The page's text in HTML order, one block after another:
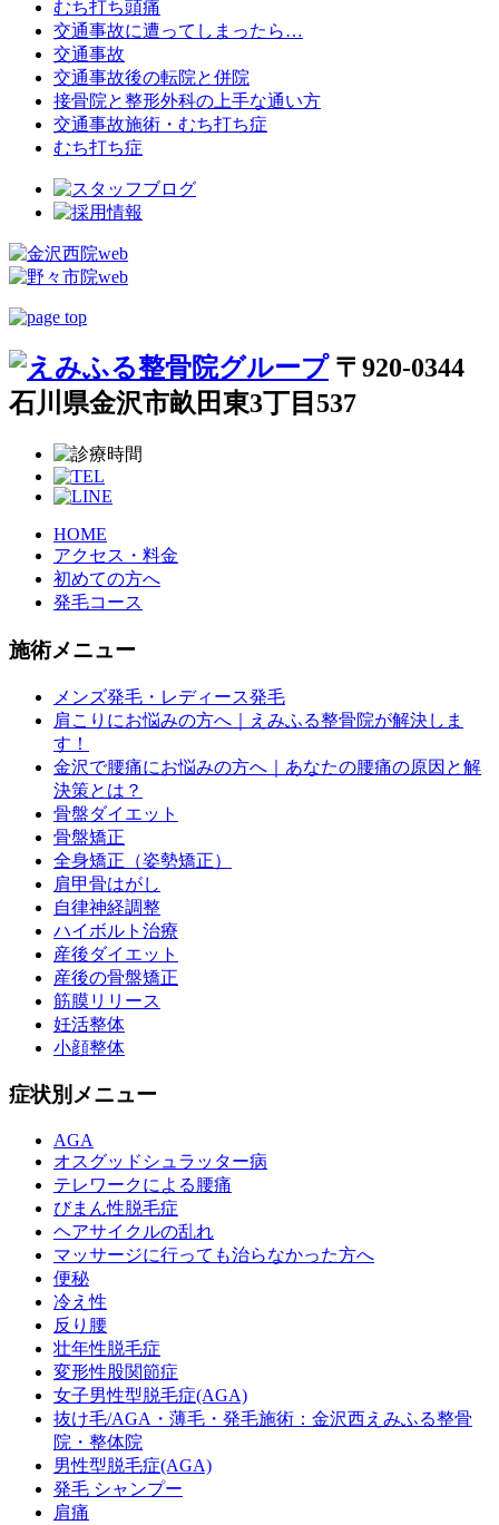
むち打ち頭痛
交通事故に遭ってしまったら…
交通事故
交通事故後の転院と併院
接骨院と整形外科の上手な通い方
交通事故施術・むち打ち症
むち打ち症
〒920-0344
石川県金沢市畝田東3丁目537
HOME
アクセス・料金
初めての方へ
発毛コース
施術メニュー
メンズ発毛・レディース発毛
肩こりにお悩みの方へ｜えみふる整骨院が解決しま
す！
金沢で腰痛にお悩みの方へ｜あなたの腰痛の原因と解
決策とは？
骨盤ダイエット
骨盤矯正
全身矯正（姿勢矯正）
肩甲骨はがし
自律神経調整
ハイボルト治療
産後ダイエット
産後の骨盤矯正
筋膜リリース
妊活整体
小顔整体
症状別メニュー
AGA
オスグッドシュラッター病
テレワークによる腰痛
びまん性脱毛症
ヘアサイクルの乱れ
マッサージに行っても治らなかった方へ
便秘
冷え性
反り腰
壮年性脱毛症
変形性股関節症
女子男性型脱毛症(AGA)
抜け毛/AGA・薄毛・発毛施術：金沢西えみふる整骨
院・整体院
男性型脱毛症(AGA)
発毛 シャンプー
肩痛